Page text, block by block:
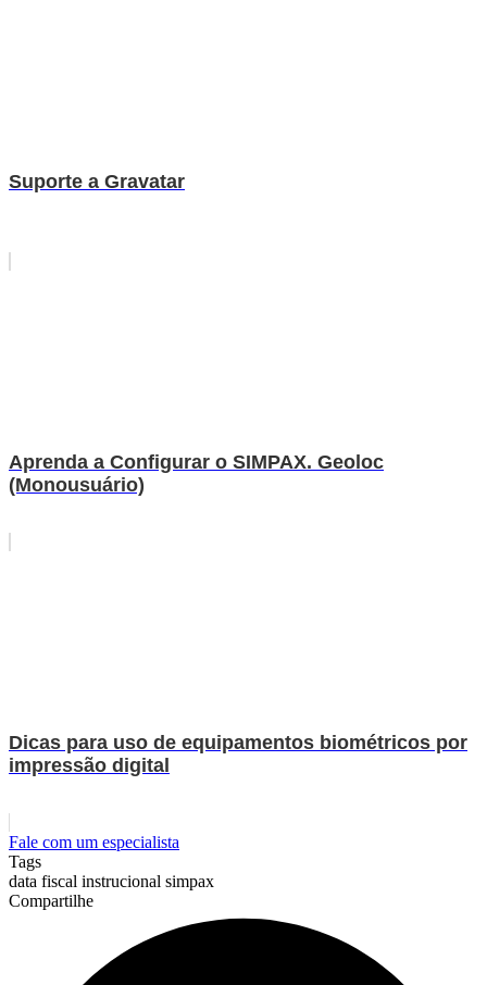
Suporte a Gravatar
Aprenda a Configurar o SIMPAX. Geoloc
(Monousuário)
Dicas para uso de equipamentos biométricos por
impressão digital
Fale com um especialista
Tags
data fiscal instrucional simpax
Compartilhe